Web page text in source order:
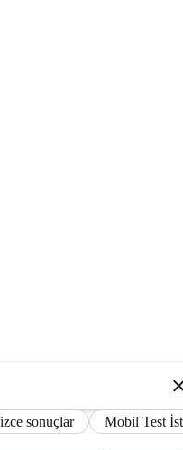
sonuçlar Mobil Test